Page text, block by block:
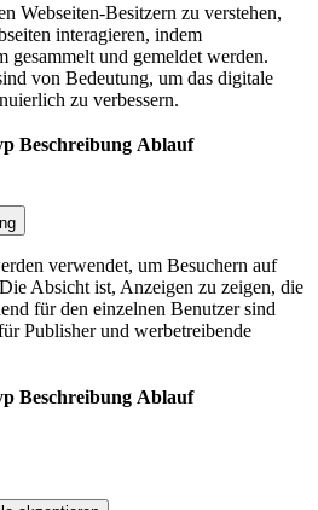
Webseiten-Besitzern zu verstehen,
interagieren, indem
gesammelt und gemeldet werden.
von Bedeutung, um das digitale
zu verbessern.
Beschreibung Ablauf
verwendet, um Besuchern auf
Absicht ist, Anzeigen zu zeigen, die
für den einzelnen Benutzer sind
Publisher und werbetreibende
Beschreibung Ablauf